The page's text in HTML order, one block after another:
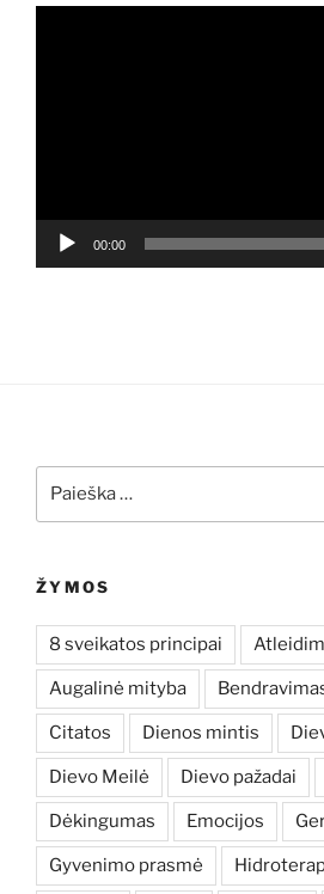
00:00
ŽYMOS
8 sveikatos principai
Augalinė mityba
Citatos Dienos mintis
Dievo Meilė Dievo pažadai
Dėkingumas Emocijos
Gyvenimo prasmė